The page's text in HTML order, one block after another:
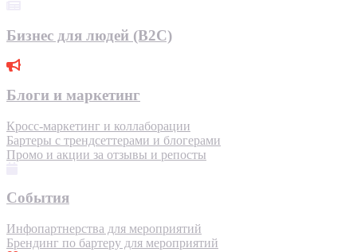
Бизнес для людей (B2C)
Блоги и маркетинг
Кросс-маркетинг и коллаборации
Бартеры с трендсеттерами и блогерами
Промо и акции за отзывы и репосты
События
Инфопартнерства для мероприятий
Брендинг по бартеру для мероприятий